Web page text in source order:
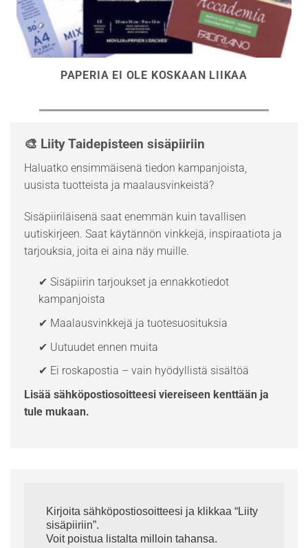
PAPERIA EI OLE KOSKAAN LIIKAA
🎨 Liity Taidepisteen sisäpiiriin
Haluatko ensimmäisenä tiedon kampanjoista,
uusista tuotteista ja maalausvinkeistä?
Sisäpiiriläisenä saat enemmän kuin tavallisen
uutiskirjeen. Saat käytännön vinkkejä, inspiraatiota ja
tarjouksia, joita ei aina näy muille.
✔ Sisäpiirin tarjoukset ja ennakkotiedot
kampanjoista
✔ Maalausvinkkejä ja tuotesuosituksia
✔ Uutuudet ennen muita
✔ Ei roskapostia – vain hyödyllistä sisältöä
Lisää sähköpostiosoitteesi viereiseen kenttään ja
tule mukaan.
Kirjoita sähköpostiosoitteesi ja klikkaa “Liity
sisäpiiriin”.
Voit poistua listalta milloin tahansa.